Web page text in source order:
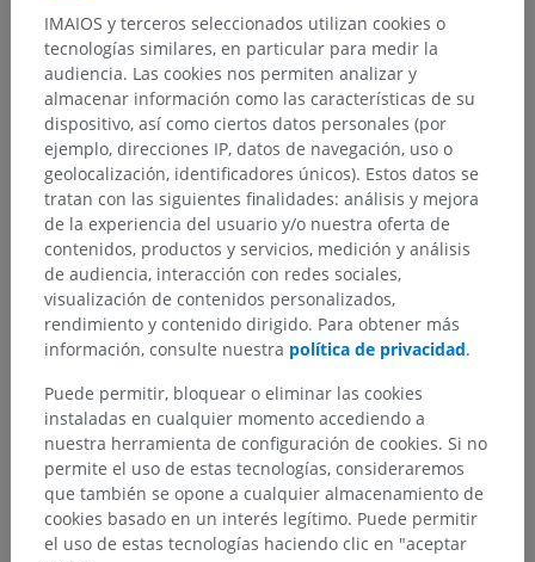
Jerarquía anatómica
Anatomía humana 1
Anatomía sistémica > Sistema nervioso>
Sistema nervioso central> Médula espinal>
Sustancia gris> Columnas grises>
Columna anterior; Columna ventral>
Asta anterior; Asta ventral>
Núcleo retroposterolateral; Núcleo Retrodorsal
lateral n
Estructuras subyacentes:No hay estructuras
subyacentes correspondientes para esta parte
anatómica
Neuroanatomía humana
IMAIOS y terceros seleccionados utilizan cookies o
tecnologías similares, en particular para medir la
audiencia. Las cookies nos permiten analizar y
almacenar información como las características de su
dispositivo, así como ciertos datos personales (por
ejemplo, direcciones IP, datos de navegación, uso o
geolocalización, identificadores únicos). Estos datos se
tratan con las siguientes finalidades: análisis y mejora
de la experiencia del usuario y/o nuestra oferta de
contenidos, productos y servicios, medición y análisis
de audiencia, interacción con redes sociales,
visualización de contenidos personalizados,
rendimiento y contenido dirigido. Para obtener más
información, consulte nuestra política de privacidad.
Puede permitir, bloquear o eliminar las cookies
instaladas en cualquier momento accediendo a
nuestra herramienta de configuración de cookies. Si no
permite el uso de estas tecnologías, consideraremos
que también se opone a cualquier almacenamiento de
cookies basado en un interés legítimo. Puede permitir
el uso de estas tecnologías haciendo clic en "aceptar